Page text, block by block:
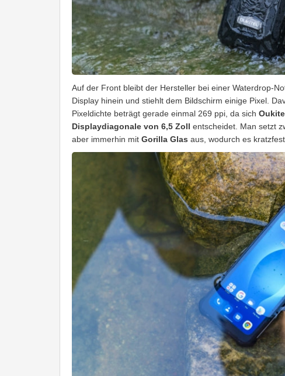
Auf der Front bleibt der Hersteller bei einer Waterdrop-
Display hinein und stiehlt dem Bildschirm einige Pixel.
Pixeldichte beträgt gerade einmal 269 ppi, da sich
Displaydiagonale von 6,5 Zoll entscheidet. Man setzt
aber immerhin mit Gorilla Glas aus, wodurch es